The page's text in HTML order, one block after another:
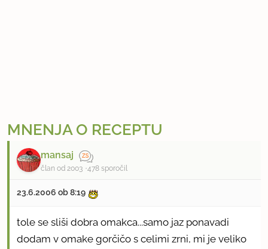
MNENJA O RECEPTU
mansaj
član od 2003 478 sporočil
23.6.2006 ob 8:19
tole se sliši dobra omakca...samo jaz ponavadi
dodam v omake gorčičo s celimi zrni, mi je veliko